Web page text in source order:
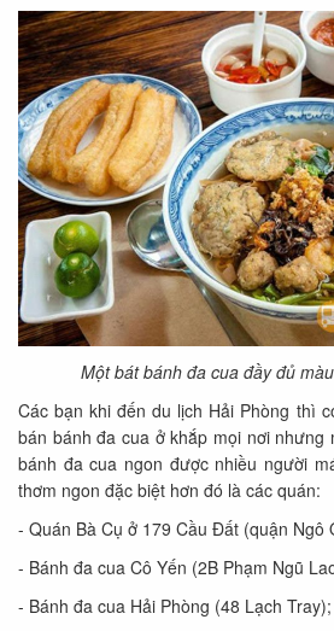
Một bát bánh đa cua đầy đủ
Các bạn khi đến du lịch Hải Phòng thì
bán bánh đa cua ở khắp mọi nơi nhưng
bánh đa cua ngon được nhiều người
thơm ngon đặc biệt hơn đó là các quán:
- Quán Bà Cụ ở 179 Cầu Đất (quận Ngô
- Bánh đa cua Cô Yến (2B Phạm Ngũ
- Bánh đa cua Hải Phòng (48 Lạch Tray);